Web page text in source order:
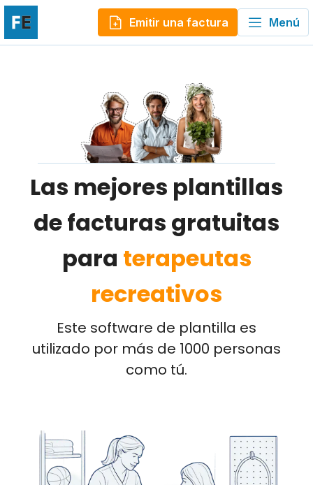
Emitir una factura Menú
Las mejores plantillas
de facturas gratuitas
para terapeutas
recreativos
Este software de plantilla es
utilizado por más de 1000 personas
como tú.